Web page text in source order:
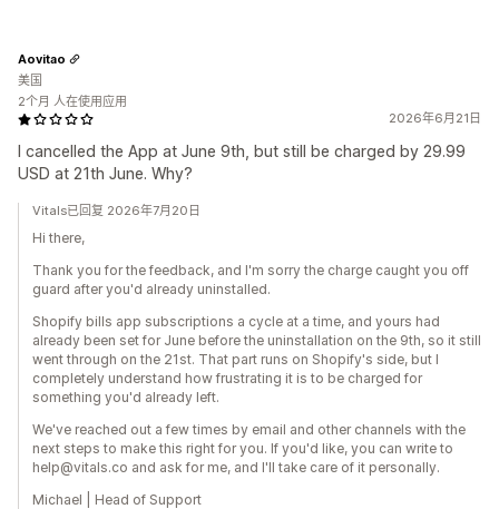
2026年6月21日
I cancelled the App at June 9th, but still be charged by 29.99
USD at 21th June. Why?
Aovitao
美国
2个月 人在使用应用
Vitals已回复 2026年7月20日
Hi there,
Thank you for the feedback, and I'm sorry the charge caught you off
guard after you'd already uninstalled.
Shopify bills app subscriptions a cycle at a time, and yours had
already been set for June before the uninstallation on the 9th, so it still
went through on the 21st. That part runs on Shopify's side, but I
completely understand how frustrating it is to be charged for
something you'd already left.
We've reached out a few times by email and other channels with the
next steps to make this right for you. If you'd like, you can write to
help@vitals.co and ask for me, and I'll take care of it personally.
Michael | Head of Support